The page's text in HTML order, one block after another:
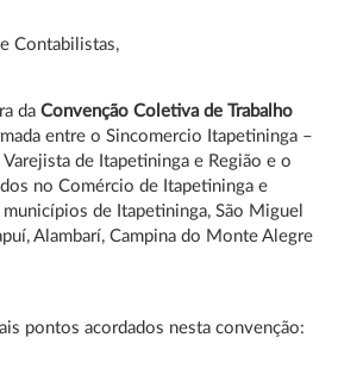
Contabilistas,
da Convenção Coletiva de Trabalho
entre o Sincomercio Itapetininga –
de Itapetininga e Região e o
no Comércio de Itapetininga e
municípios de Itapetininga, São Miguel
Alambarí, Campina do Monte Alegre
pontos acordados nesta convenção: